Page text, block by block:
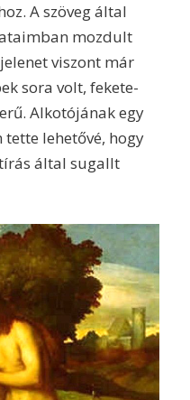
A szöveg által
mozdult
viszont már
sora volt, fekete-
Alkotójának egy
lehetővé, hogy
által sugallt